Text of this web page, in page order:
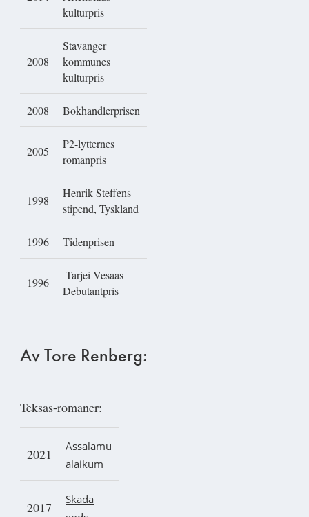
kulturpris
2008
Stavanger
kommunes
kulturpris
2008 Bokhandlerprisen
2005
P2-lytternes
romanpris
1998
Henrik Steffens
stipend, Tyskland
1996 Tidenprisen
1996
Tarjei Vesaas
Debutantpris
Av Tore Renberg:
Teksas-romaner:
2021 Assalamu
alaikum
2017
Skada